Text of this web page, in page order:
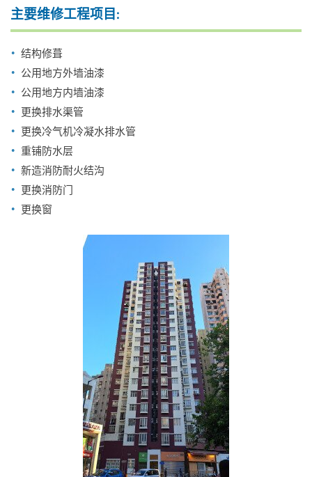
主要维修工程项目:
结构修葺
公用地方外墙油漆
公用地方内墙油漆
更换排水渠管
更换冷气机冷凝水排水管
重铺防水层
新造消防耐火结沟
更换消防门
更换窗